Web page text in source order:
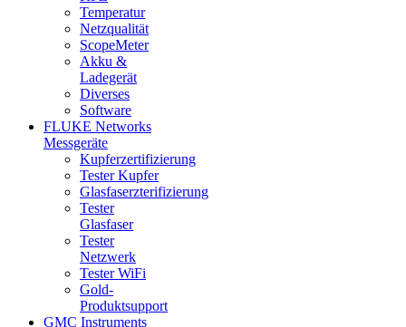
Temperatur
Netzqualität
ScopeMeter
Akku &
Ladegerät
Diverses
Software
FLUKE Networks
Messgeräte
Kupferzertifizierung
Tester Kupfer
Glasfaserzterifizierung
Tester
Glasfaser
Tester
Netzwerk
Tester WiFi
Gold-
Produktsupport
GMC Instruments